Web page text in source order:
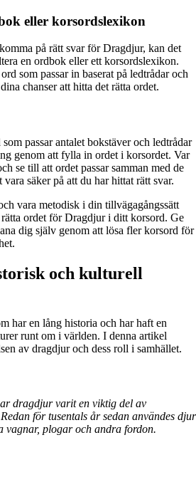
eller korsordslexikon
på rätt svar för Dragdjur, kan det
en ordbok eller ett korsordslexikon.
som passar in baserat på ledtrådar och
chanser att hitta det rätta ordet.
passar antalet bokstäver och ledtrådar
genom att fylla in ordet i korsordet. Var
se till att ordet passar samman med de
säker på att du har hittat rätt svar.
vara metodisk i din tillvägagångssätt
ordet för Dragdjur i ditt korsord. Ge
dig själv genom att lösa fler korsord för
och kulturell
har en lång historia och har haft en
runt om i världen. I denna artikel
av dragdjur och dess roll i samhället.
dragdjur varit en viktig del av
för tusentals år sedan användes djur
vagnar, plogar och andra fordon.